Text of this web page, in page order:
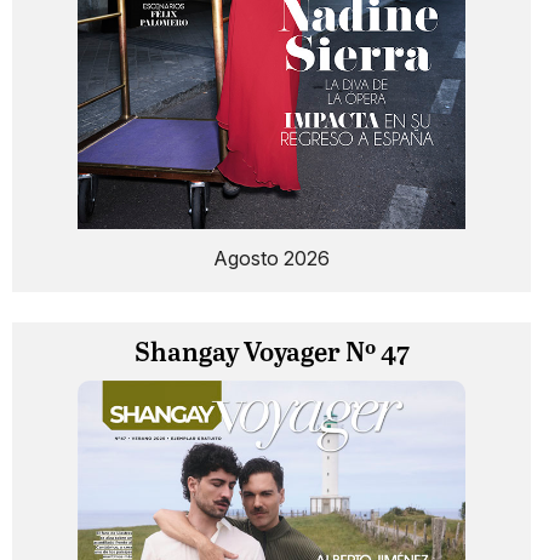
Agosto 2026
Shangay Voyager Nº 47